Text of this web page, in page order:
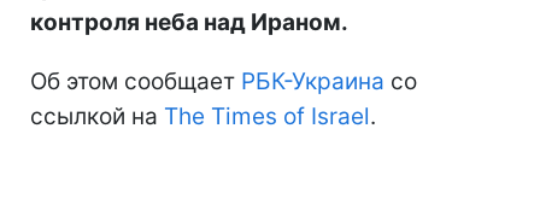
контроля неба над Ираном.
Об этом сообщает РБК-Украина со
ссылкой на The Times of Israel.